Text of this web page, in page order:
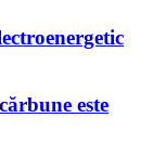
este